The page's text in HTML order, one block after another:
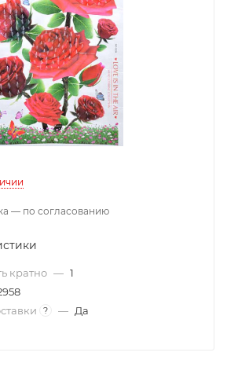
— по согласованию
кратно — 1
? — Да